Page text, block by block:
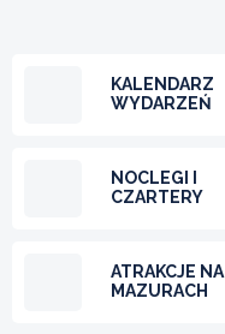
KALENDARZ
WYDARZEŃ
NOCLEGI I
CZARTERY
ATRAKCJE NA
MAZURACH